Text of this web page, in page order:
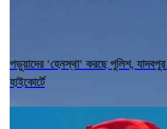
পড়ুয়াদের 'হেনস্থা' করছে পুলিশ, যাদবপুর
হাইকোর্টে